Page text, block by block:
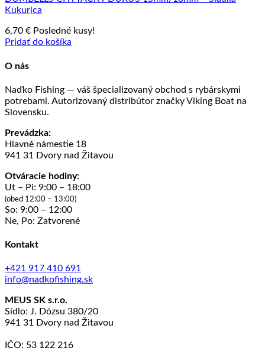
Kukurica
6,70 € Posledné kusy!
Pridať do košíka
O nás
Naďko Fishing — váš špecializovaný obchod s rybárskymi
potrebami. Autorizovaný distribútor značky Viking Boat na
Slovensku.
Prevádzka:
Hlavné námestie 18
941 31 Dvory nad Žitavou
Otváracie hodiny:
Ut – Pi: 9:00 – 18:00
(obed 12:00 – 13:00)
So: 9:00 – 12:00
Ne, Po: Zatvorené
Kontakt
+421 917 410 691
info@nadkofishing.sk
MEUS SK s.r.o.
Sídlo: J. Dózsu 380/20
941 31 Dvory nad Žitavou
IČO: 53 122 216